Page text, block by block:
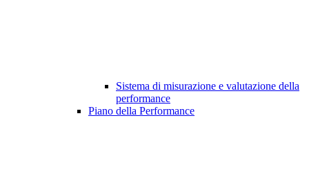
Sistema di misurazione e valutazione della
performance
Piano della Performance